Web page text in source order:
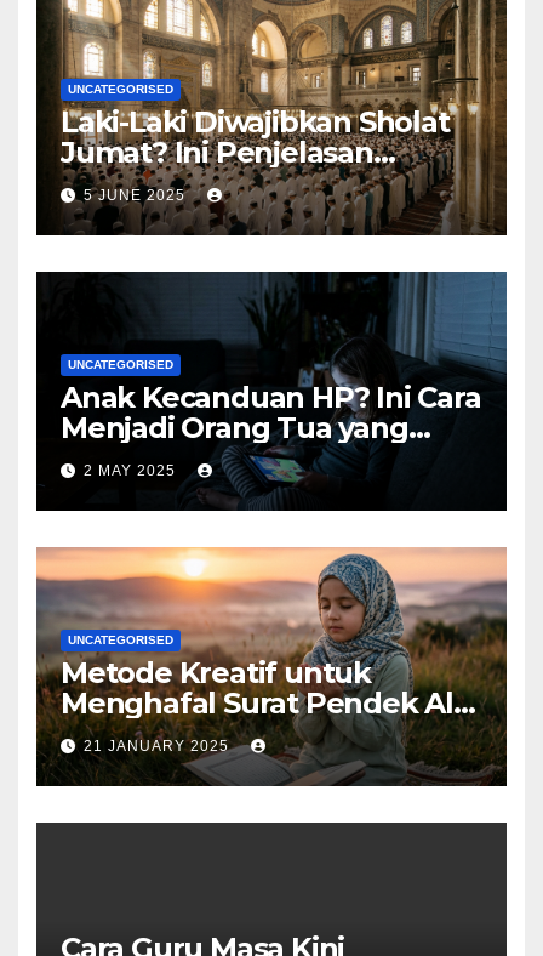
UNCATEGORISED
Laki-Laki Diwajibkan Sholat
Jumat? Ini Penjelasan
Lengkapnya
5 JUNE 2025
UNCATEGORISED
Anak Kecanduan HP? Ini Cara
Menjadi Orang Tua yang
Bijak
2 MAY 2025
UNCATEGORISED
Metode Kreatif untuk
Menghafal Surat Pendek Al-
Qur’an
21 JANUARY 2025
Cara Guru Masa Kini